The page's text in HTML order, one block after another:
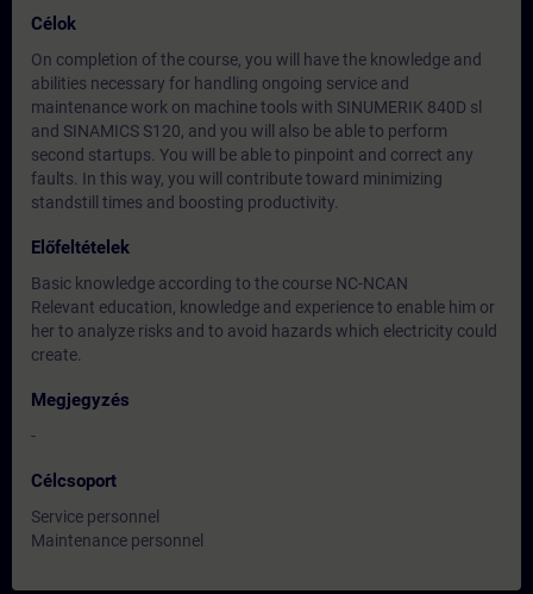
Célok
On completion of the course, you will have the knowledge and
abilities necessary for handling ongoing service and
maintenance work on machine tools with SINUMERIK 840D sl
and SINAMICS S120, and you will also be able to perform
second startups. You will be able to pinpoint and correct any
faults. In this way, you will contribute toward minimizing
standstill times and boosting productivity.
Előfeltételek
Basic knowledge according to the course NC-NCAN
Relevant education, knowledge and experience to enable him or
her to analyze risks and to avoid hazards which electricity could
create.
Megjegyzés
-
Célcsoport
Service personnel
Maintenance personnel